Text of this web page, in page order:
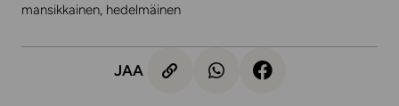
mansikkainen, hedelmäinen
JAA